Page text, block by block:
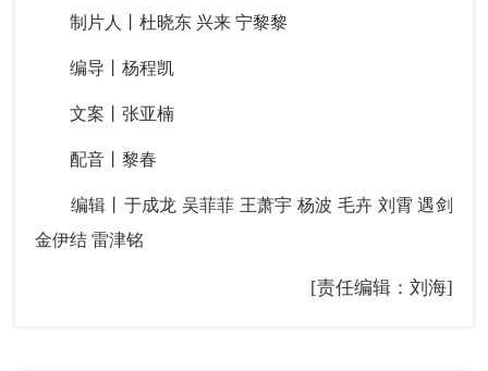
制片人丨杜晓东 兴来 宁黎黎
编导丨杨程凯
文案丨张亚楠
配音丨黎春
编辑丨于成龙 吴菲菲 王萧宇 杨波 毛卉 刘霄 遇剑
金伊结 雷津铭
[责任编辑：刘海]